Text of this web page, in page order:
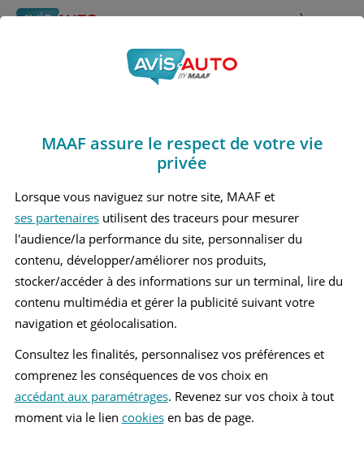
Rechercher À propos
Obtenir un devis d'assurance auto MAAF
Avis Mercedes benz
Marques>Mercedes benz > Gla250
MERCEDES BENZ GLA250 1 MOYEN SUV
Vous recherchez une
MAAF assure le respect de votre vie
privée
Lorsque vous naviguez sur notre site, MAAF et
ses partenairesutilisent des traceurs pour mesurer
l'audience/la performance du site, personnaliser du
contenu, développer/améliorer nos produits,
stocker/accéder à des informations sur un terminal, lire du
contenu multimédia et gérer la publicité suivant votre
navigation et géolocalisation.
Consultez les finalités, personnalisez vos préférences et
comprenez les conséquences de vos choix en
accédant aux paramétrages. Revenez sur vos choix à tout
moment via le lien cookiesen bas de page.